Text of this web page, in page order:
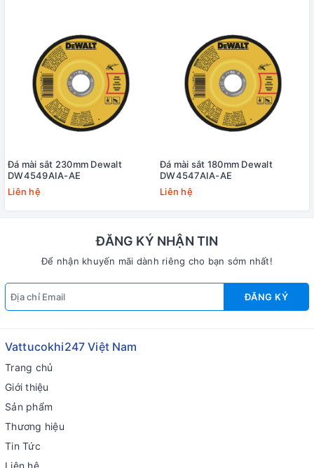
Đá mài sắt 230mm Dewalt
DW4549AIA-AE
Liên hệ
Đá mài sắt 180mm Dewalt
DW4547AIA-AE
Liên hệ
ĐĂNG KÝ NHẬN TIN
Để nhận khuyến mãi dành riêng cho bạn sớm nhất!
ĐĂNG KÝ
Vattucokhi247 Việt Nam
Trang chủ
Giới thiệu
Sản phẩm
Thương hiệu
Tin Tức